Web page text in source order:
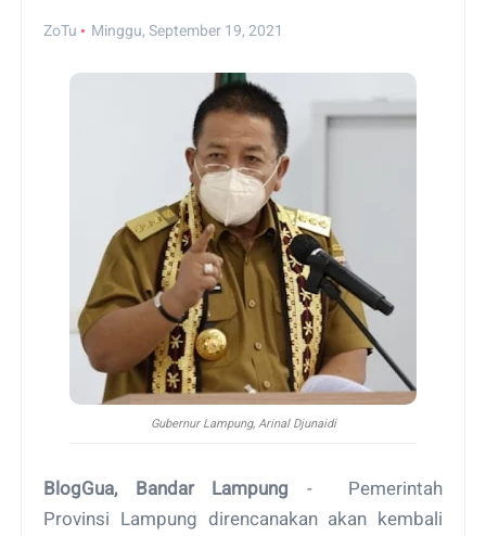
ZoTu Minggu, September 19, 2021
Gubernur Lampung, Arinal Djunaidi
BlogGua, Bandar Lampung - Pemerintah
Provinsi Lampung direncanakan akan kembali